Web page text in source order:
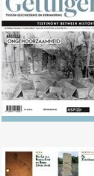
Nr. 135 (10/2022)
Ongehoorzaamheid